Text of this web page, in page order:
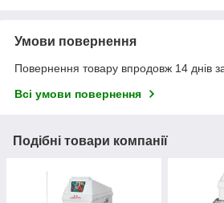
Умови повернення
Повернення товару впродовж 14 днів
Всі умови повернення
Подібні товари компанії